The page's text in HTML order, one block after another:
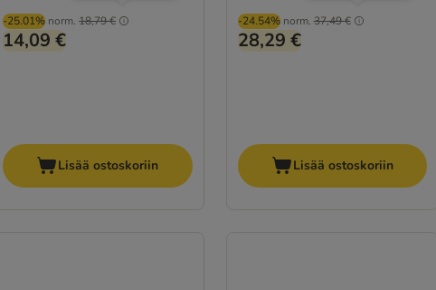
-25.01% norm. 18,79 €
14,09 €
Lisää ostoskoriin
-24.54% norm. 37,49 €
28,29 €
Lisää ostoskoriin